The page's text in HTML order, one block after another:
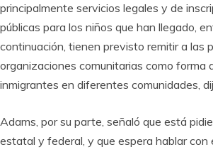
principalmente servicios legales y de
públicas para los niños que han llegado,
continuación, tienen previsto remitir a las
organizaciones comunitarias como forma
inmigrantes en diferentes comunidades,
Adams, por su parte, señaló que está
estatal y federal, y que espera hablar con